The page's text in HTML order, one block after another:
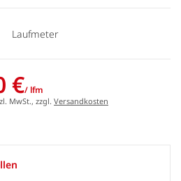
Laufmeter
€/ lfm
MwSt., zzgl. Versandkosten